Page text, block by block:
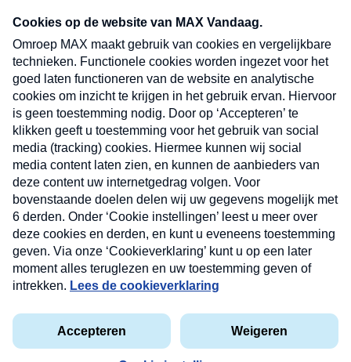
nieuwsbrief. Elke vrijdag- en dinsdagochtend in
uw mailbox.
Verzend
Privacyverklaring
Cookieverklaring
Kwetsbaarheid melden
Copyright © 2026 MAX Vandaag - Omroep MAX
Nieuwsbrief
Neem hier een gratis abonnement op onze
nieuwsbrief. Elke vrijdag- en dinsdagochtend in uw